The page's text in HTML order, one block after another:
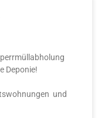
Deponie!
und